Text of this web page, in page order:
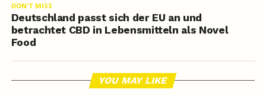
DON'T MISS
Deutschland passt sich der EU an und
betrachtet CBD in Lebensmitteln als Novel
Food
YOU MAY LIKE